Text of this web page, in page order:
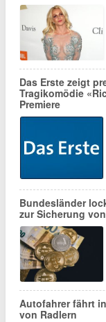
Das Erste zeigt
Tragikomödie
Premiere
Bundesländer
zur Sicherung
Autofahrer fährt
von Radlern